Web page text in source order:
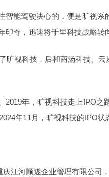
智能驾驶决心的，便是旷视系
印奇，迅速将千里科技战略转
旷视科技，后和商汤科技、云
2019年，旷视科技走上IPO之
年11月，旷视科技的IPO状
江河顺遂企业管理有限公司